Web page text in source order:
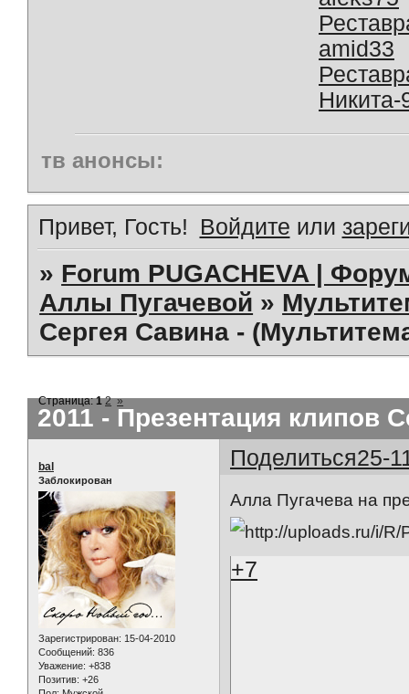
amid33
Никита-
тв анонсы:
Привет, Гость! Войдите или
» Forum PUGACHEVA |
Аллы Пугачевой »
Сергея Савина -
2011 - Презентация клипов
Страница:1 2 »
Поделиться25-
bal
Заблокирован
Зарегистрирован: 15-04-2010
Сообщений: 836
Уважение: +838
Позитив: +26
Алла Пугачева на
+7